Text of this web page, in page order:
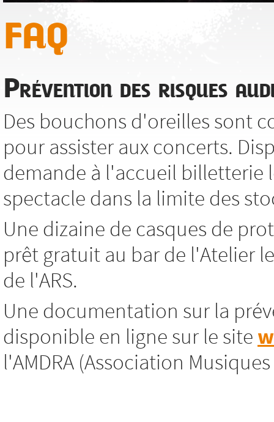
FAQ
Prévention des risques
Des bouchons d'oreilles sont
pour assister aux concerts.
demande à l'accueil billetterie
spectacle dans la limite des
Une dizaine de casques de
prêt gratuit au bar de l'Atelier
de l'ARS.
Une documentation sur la
disponible en ligne sur le site
l'AMDRA (Association